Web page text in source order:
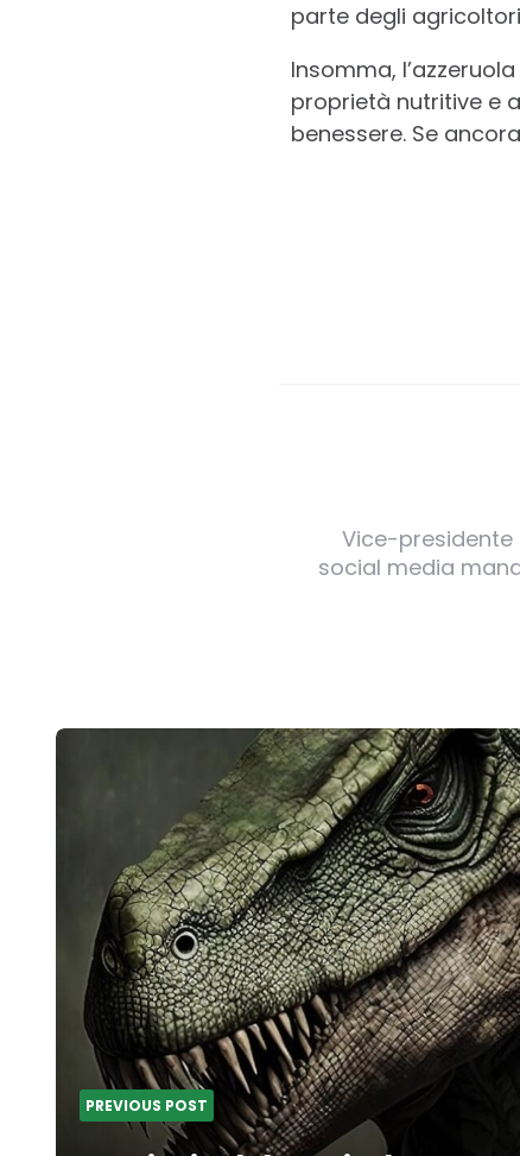
parte degli
Insomma,
proprietà nutritive e
benessere. Se
Vice-presidente
social media
Post
navigation
PREVIOUS POST